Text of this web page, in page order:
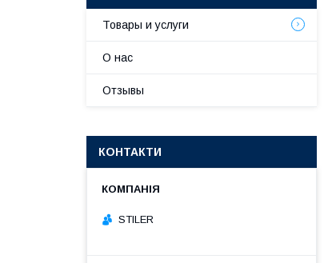
Товары и услуги
О нас
Отзывы
КОНТАКТИ
STILER